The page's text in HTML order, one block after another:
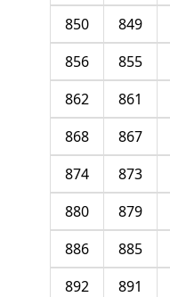
849
850
855
856
861
862
867
868
873
874
879
880
885
886
891
892